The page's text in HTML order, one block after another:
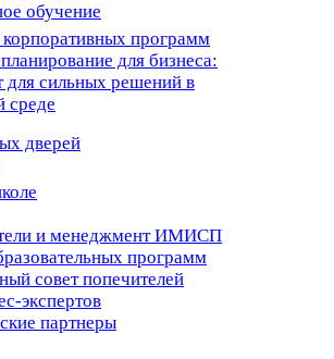
обучение
корпоративных программ
для бизнеса:
для сильных решений в
среде
дверей
и менеджмент ИМИСП
программ
совет попечителей
экспертов
партнеры